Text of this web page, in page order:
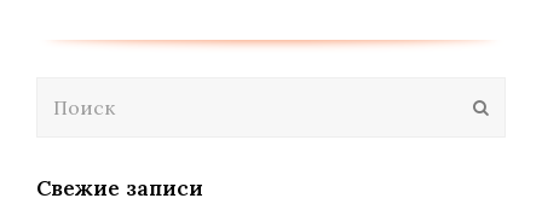
Свежие записи